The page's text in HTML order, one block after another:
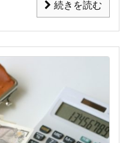
続きを読む